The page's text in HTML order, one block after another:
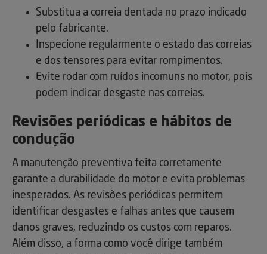
Substitua a correia dentada no prazo indicado
pelo fabricante.
Inspecione regularmente o estado das correias
e dos tensores para evitar rompimentos.
Evite rodar com ruídos incomuns no motor, pois
podem indicar desgaste nas correias.
Revisões periódicas e hábitos de
condução
A manutenção preventiva feita corretamente
garante a durabilidade do motor e evita problemas
inesperados. As revisões periódicas permitem
identificar desgastes e falhas antes que causem
danos graves, reduzindo os custos com reparos.
Além disso, a forma como você dirige também